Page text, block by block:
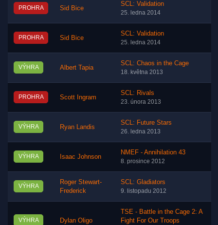
PROHRA Sid Bice
SCL: Validation
25. ledna 2014
PROHRA Sid Bice
SCL: Validation
25. ledna 2014
VÝHRA Albert Tapia
SCL: Chaos in the Cage
18. května 2013
PROHRA Scott Ingram
SCL: Rivals
23. února 2013
VÝHRA Ryan Landis
SCL: Future Stars
26. ledna 2013
VÝHRA Isaac Johnson
NMEF - Annihilation 43
8. prosince 2012
VÝHRA
Roger Stewart-
Frederick
SCL: Gladiators
9. listopadu 2012
VÝHRA Dylan Oligo
TSE - Battle in the Cage 2: A
Fight For Our Troops